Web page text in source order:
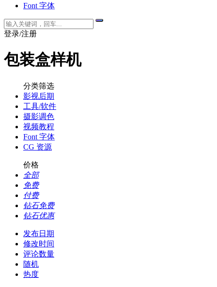
Font 字体
登录/注册
包装盒样机
分类筛选
影视后期
工具/软件
摄影调色
视频教程
Font 字体
CG 资源
价格
全部
免费
付费
钻石免费
钻石优惠
发布日期
修改时间
评论数量
随机
热度